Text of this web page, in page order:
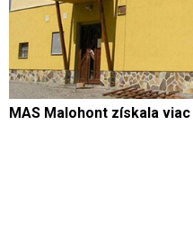
MAS Malohont získala